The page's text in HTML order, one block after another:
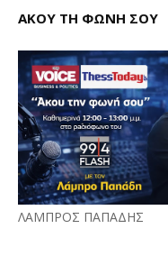
ΑΚΟΥ ΤΗ ΦΩΝΗ ΣΟΥ
ΛΑΜΠΡΟΣ ΠΑΠΑΔΗΣ